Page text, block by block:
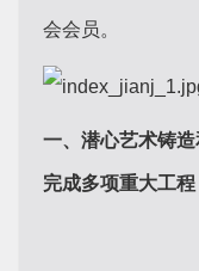
会会员。
一、潜心艺术铸
完成多项重大工程